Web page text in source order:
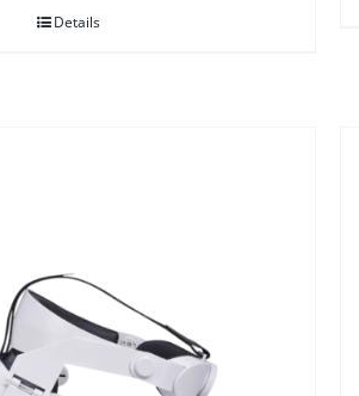
Details